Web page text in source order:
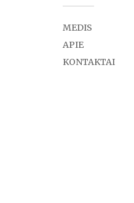
MEDIS
APIE
KONTAKTAI